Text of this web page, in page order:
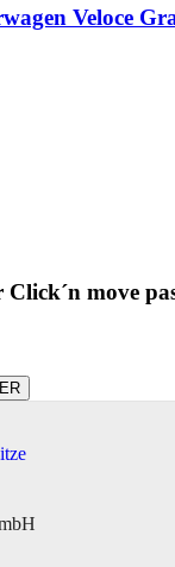
Veloce
move